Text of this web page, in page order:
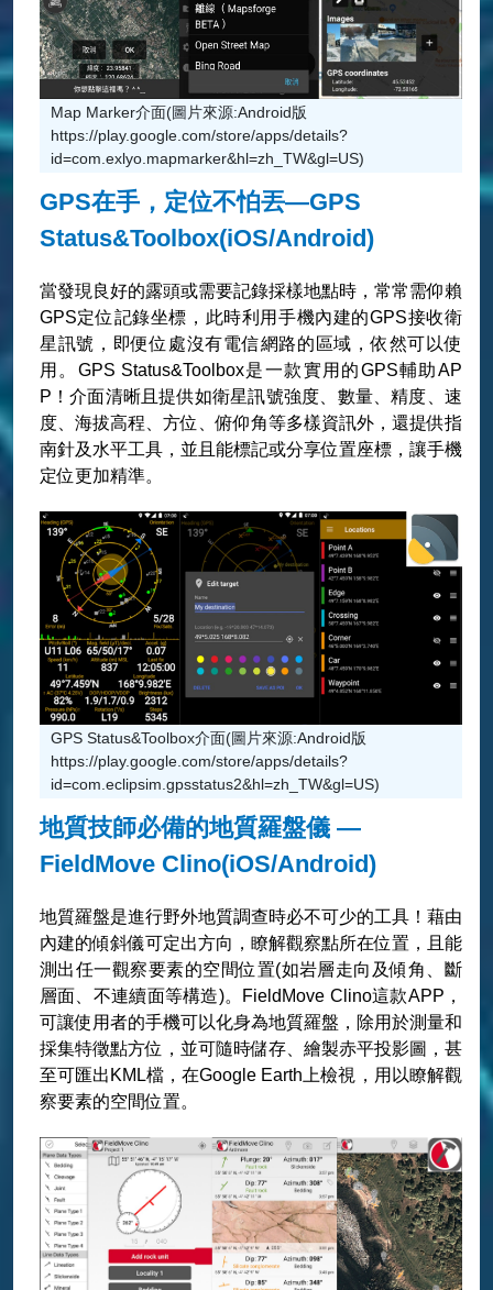
Map Marker介面(圖片來源:Android版
https://play.google.com/store/apps/details?
id=com.exlyo.mapmarker&hl=zh_TW&gl=US)
GPS在手，定位不怕丟—GPS
Status&Toolbox(iOS/Android)
當發現良好的露頭或需要記錄採樣地點時，常常需仰賴
GPS定位記錄坐標，此時利用手機內建的GPS接收衛
星訊號，即便位處沒有電信網路的區域，依然可以使
用。GPS Status&Toolbox是一款實用的GPS輔助AP
P！介面清晰且提供如衛星訊號強度、數量、精度、速
度、海拔高程、方位、俯仰角等多樣資訊外，還提供指
南針及水平工具，並且能標記或分享位置座標，讓手機
定位更加精準。
GPS Status&Toolbox介面(圖片來源:Android版
https://play.google.com/store/apps/details?
id=com.eclipsim.gpsstatus2&hl=zh_TW&gl=US)
地質技師必備的地質羅盤儀 —
FieldMove Clino(iOS/Android)
地質羅盤是進行野外地質調查時必不可少的工具！藉由
內建的傾斜儀可定出方向，瞭解觀察點所在位置，且能
測出任一觀察要素的空間位置(如岩層走向及傾角、斷
層面、不連續面等構造)。FieldMove Clino這款APP，
可讓使用者的手機可以化身為地質羅盤，除用於測量和
採集特徵點方位，並可隨時儲存、繪製赤平投影圖，甚
至可匯出KML檔，在Google Earth上檢視，用以瞭解觀
察要素的空間位置。